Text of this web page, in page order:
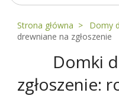
Strona główna Domy
drewniane na zgłoszenie
Domki
zgłoszenie: